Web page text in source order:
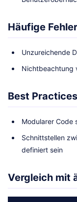
Häufige Fehler
Unzureichende
Nichtbeachtung
Best Practices
Modularer Code
Schnittstellen
definiert sein
Vergleich mit